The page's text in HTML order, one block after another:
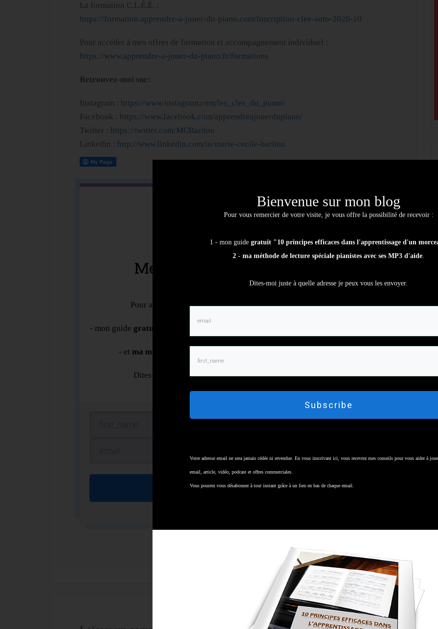
La formation C.L.É.É. :
https://formation.apprendre-a-jouer-du-piano.com/inscription-clee-auto-2020-10
Pour accéder à mes offres de formation et accompagnement individuel :
https://www.apprendre-a-jouer-du-piano.fr/formations
Retrouvez-moi sur:
Instagram : https://www.instagram.com/les_cles_du_piano/
Facebook : https://www.facebook.com/apprendreajouerdupiano/
Twitter : https://twitter.com/MCBaritou
Linkedin : http://www.linkedin.com/in/marie-cecile-baritou
Merci d'avoir lu cet article !
Pour aller plus loin, je vous offre la possibilité de recevoir :
- mon guide gratuit "10 principes efficaces dans l'apprentissage d'un morceau"
- et ma méthode de lecture de notes
Dites-moi juste à quelle adresse je peux vous les envoyer.
Subscribe
Facebook Twitter Pinterest
Bienvenue sur mon blog
Pour vous remercier de votre visite, je vous offre la possibilité de recevoir :
1 - mon guide gratuit "10 principes efficaces dans l'apprentissage d'un
2 - ma méthode de lecture spéciale pianistes avec ses MP3 d'aide
Dites-moi juste à quelle adresse je peux vous les envoyer.
Subscribe
Votre adresse email ne sera jamais cédée ni revendue. En vous inscrivant ici, vous recevrez mes conseils pour vous aider à
email, article, vidéo, podcast et offres commerciales.
Vous pourrez vous désabonner à tout instant grâce à un lien en bas de chaque email.